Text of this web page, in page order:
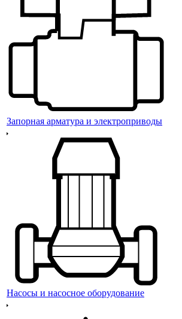
Запорная арматура и электроприводы
Насосы и насосное оборудование